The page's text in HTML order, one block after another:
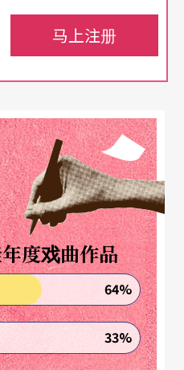
了
众的反应，很少有戏的
感到空虚的人。如果问
望看到什么？我会回
的东西出现。
人谈起观戏过程，发觉
设计，基里柯（Giorgio
存，提供给此剧一股生
马上注册
度戏曲作品
64%
33%